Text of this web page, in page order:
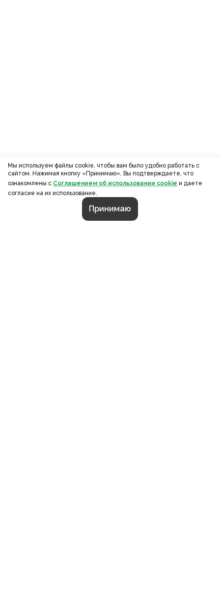
Мы используем файлы cookie, чтобы вам было удобно работать с
сайтом. Нажимая кнопку «Принимаю», Вы подтверждаете, что
ознакомлены с Соглашением об использовании cookie и даете
согласие на их использование.
Принимаю